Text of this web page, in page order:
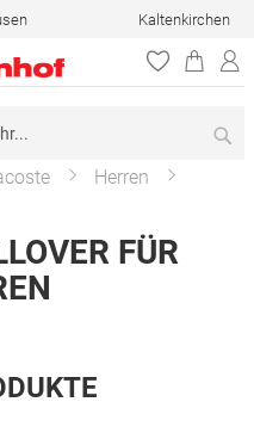
Kaltenkirchen
Herren
FÜR